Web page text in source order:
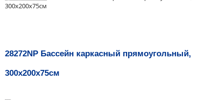
300х200х75см
28272NP Бассейн каркасный прямоугольный,
300х200х75см